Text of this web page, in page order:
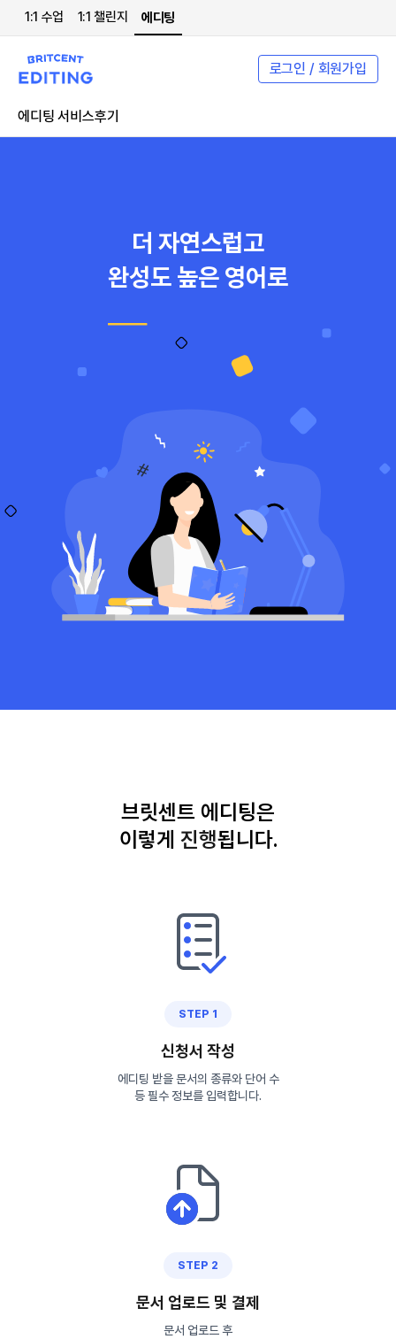
1:1 수업 1:1 챌린지 에디팅
로그인 / 회원가입
에디팅 서비스후기
더 자연스럽고
완성도 높은 영어로
브릿센트 에디팅은
이렇게 진행됩니다.
STEP 1
신청서 작성
에디팅 받을 문서의 종류와 단어 수
등 필수 정보를 입력합니다.
STEP 2
문서 업로드 및 결제
문서 업로드 후